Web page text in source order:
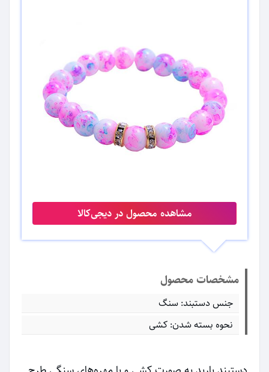
مشاهده محصول در دیجی‌کالا
مشخصات محصول
جنس دستبند: سنگ
نحوه بسته شدن: کشی